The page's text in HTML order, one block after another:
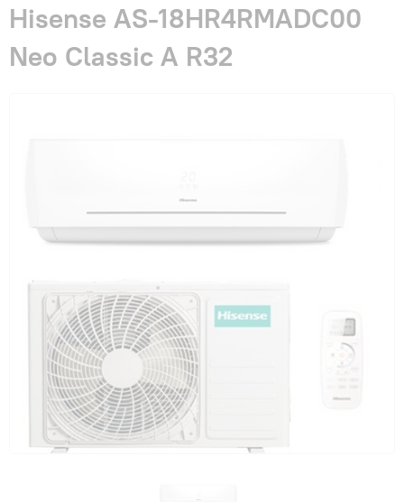
Гарантия и сервис
Hisense AS-18HR4RMADC00
Neo Classic A R32